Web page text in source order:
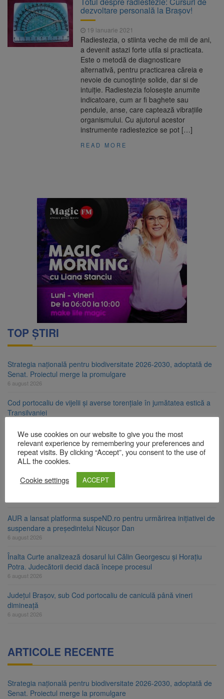
Ormeniș
6 august 2026
AUR a lansat platforma
suspeND.ro pentru urmărirea inițiativei de
suspendare a președintelui Nicușor Dan
6 august 2026
Înalta Curte analizează
dosarul lui Călin Georgescu și Horațiu Potra.
Judecătorii decid dacă începe procesul
Strategia națională pentru
biodiversitate 2026-2030, adoptată de Senat.
Proiectul merge la promulgare
dezvoltare personală la Brașov!
19 ianuarie 2021
Radiestezia, o stiinta veche de mii de ani,
a devenit astazi forte utila si practicata.
Este o metodă de diagnosticare
alternativă, pentru practicarea căreia e
nevoie de cunoştinţe solide, dar si de
intuiţie. Radiestezia foloseşte anumite
indicatoare, cum ar fi baghete sau
pendule, anse, care captează vibraţiile
organismului. Cu ajutorul acestor
instrumente radiestezice se pot […]
READ MORE
TOP ȘTIRI
Strategia națională pentru biodiversitate 2026-2030, adoptată de
Senat. Proiectul merge la promulgare
6 august 2026
Cod portocaliu de vijelii și averse torențiale în jumătatea estică a
Transilvaniei
Bărbat din Victoria, reținut după ce și-ar fi agresat soția de două
ori în câteva zile
6 august 2026
Urmele atelajului i-au condus pe polițiști la cioate. Bărbat prins în
AUR a lansat platforma suspeND.ro pentru urmărirea inițiativei de
suspendare a președintelui Nicușor Dan
6 august 2026
Înalta Curte analizează dosarul lui Călin Georgescu și Horațiu
Potra. Judecătorii decid dacă începe procesul
6 august 2026
Județul Brașov, sub Cod portocaliu de caniculă până vineri
dimineață
6 august 2026
ARTICOLE RECENTE
Strategia națională pentru biodiversitate 2026-2030, adoptată de
Senat. Proiectul merge la promulgare
We use cookies on our website to give you the most
relevant experience by remembering your preferences and
repeat visits. By clicking “Accept”, you consent to the use of
ALL the cookies.
Cookie settings
ACCEPT